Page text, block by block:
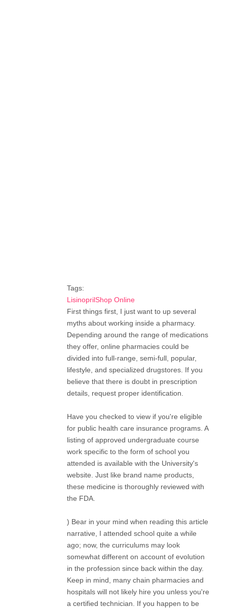
Tags:
LisinoprilShop Online
First things first, I just want to up several
myths about working inside a pharmacy.
Depending around the range of medications
they offer, online pharmacies could be
divided into full-range, semi-full, popular,
lifestyle, and specialized drugstores. If you
believe that there is doubt in prescription
details, request proper identification.
Have you checked to view if you're eligible
for public health care insurance programs. A
listing of approved undergraduate course
work specific to the form of school you
attended is available with the University's
website. Just like brand name products,
these medicine is thoroughly reviewed with
the FDA.
) Bear in your mind when reading this article
narrative, I attended school quite a while
ago; now, the curriculums may look
somewhat different on account of evolution
in the profession since back within the day.
Keep in mind, many chain pharmacies and
hospitals will not likely hire you unless you're
a certified technician. If you happen to be